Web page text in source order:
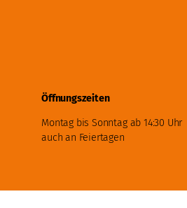
Öffnungszeiten
Montag bis Sonntag ab 14:30 Uhr
auch an Feiertagen